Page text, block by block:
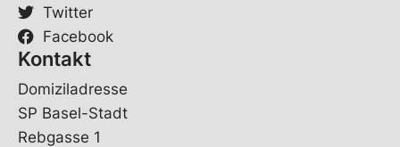
Twitter
Facebook
Kontakt
Domiziladresse
SP Basel-Stadt
Rebgasse 1